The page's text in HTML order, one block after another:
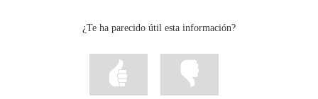
¿Te ha parecido útil esta información?
Marcar
información